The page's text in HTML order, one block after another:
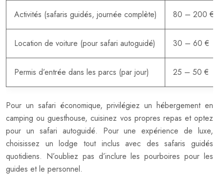
Activités (safaris guidés, journée complète) 80 – 200 €
Location de voiture (pour safari autoguidé) 30 – 60 €
Permis d’entrée dans les parcs (par jour) 25 – 50 €
Pour un safari économique, privilégiez un hébergement en
camping ou guesthouse, cuisinez vos propres repas et optez
pour un safari autoguidé. Pour une expérience de luxe,
choisissez un lodge tout inclus avec des safaris guidés
quotidiens. N’oubliez pas d’inclure les pourboires pour les
guides et le personnel.